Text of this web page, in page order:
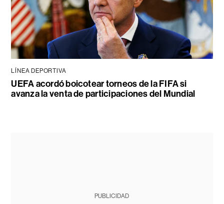
LÍNEA DEPORTIVA
UEFA acordó boicotear torneos de la FIFA si
avanza la venta de participaciones del Mundial
PUBLICIDAD